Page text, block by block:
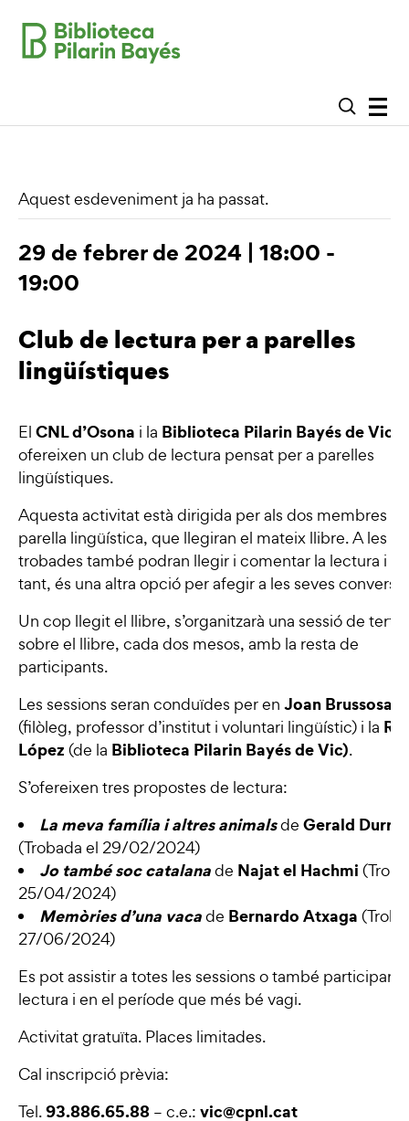
Aquest esdeveniment ja ha passat.
29 de febrer de 2024 | 18:00 -
19:00
Club de lectura per a parelles
lingüístiques
El CNL d’Osona i la Biblioteca Pilarin Bayés de Vic
ofereixen un club de lectura pensat per a parelles
lingüístiques.
Aquesta activitat està dirigida per als dos membres
parella lingüística, que llegiran el mateix llibre. A les
trobades també podran llegir i comentar la lectura i
tant, és una altra opció per afegir a les seves
Un cop llegit el llibre, s’organitzarà una sessió de
sobre el llibre, cada dos mesos, amb la resta de
participants.
Les sessions seran conduïdes per en Joan Brussosa
(filòleg, professor d’institut i voluntari lingüístic) i la
López (de la Biblioteca Pilarin Bayés de Vic).
S’ofereixen tres propostes de lectura:
La meva família i altres animalsde Gerald
(Trobada el 29/02/2024)
Jo també soc catalanade Najat el Hachmi
25/04/2024)
Memòries d’una vacade Bernardo Atxaga
27/06/2024)
Es pot assistir a totes les sessions o també participar
lectura i en el període que més bé vagi.
Activitat gratuïta. Places limitades.
Cal inscripció prèvia:
Tel.93.886.65.88 – c.e.: vic@cpnl.cat